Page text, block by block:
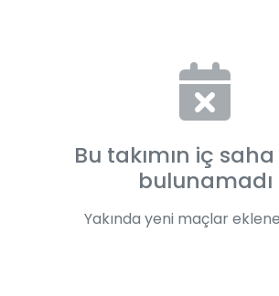
Bu takımın iç
bulunamadı
Yakında yeni maçlar